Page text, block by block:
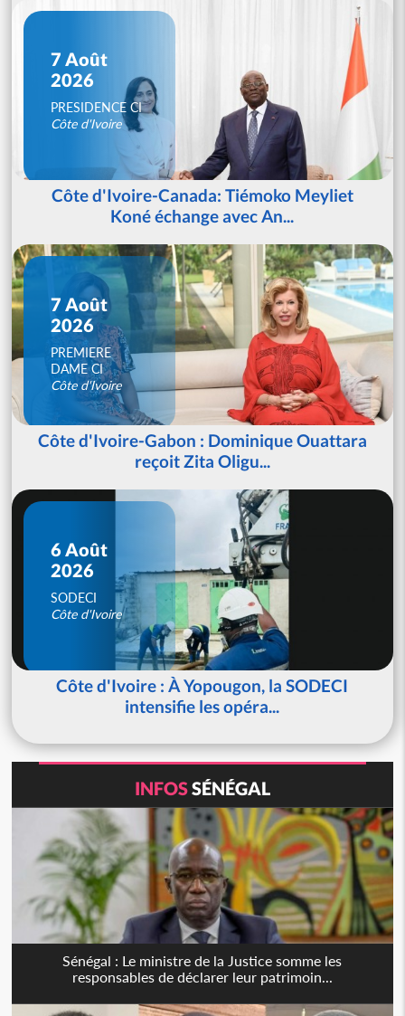
7 Août
2026
PRESIDENCE CI
Côte d'Ivoire
Côte d'Ivoire-Canada: Tiémoko Meyliet
Koné échange avec An...
7 Août
2026
PREMIERE
DAME CI
Côte d'Ivoire
Côte d'Ivoire-Gabon : Dominique Ouattara
reçoit Zita Oligu...
6 Août
2026
SODECI
Côte d'Ivoire
Côte d'Ivoire : À Yopougon, la SODECI
intensifie les opéra...
INFOSSÉNÉGAL
Sénégal : Le ministre de la Justice somme les
responsables de déclarer leur patrimoin...